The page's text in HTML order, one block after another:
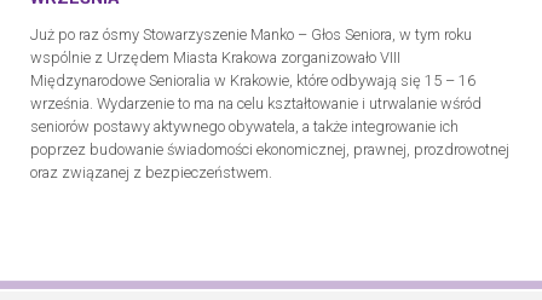
Już po raz ósmy Stowarzyszenie Manko – Głos Seniora, w tym roku
wspólnie z Urzędem Miasta Krakowa zorganizowało VIII
Międzynarodowe Senioralia w Krakowie, które odbywają się 15 – 16
września. Wydarzenie to ma na celu kształtowanie i utrwalanie wśród
seniorów postawy aktywnego obywatela, a także integrowanie ich
poprzez budowanie świadomości ekonomicznej, prawnej, prozdrowotnej
oraz związanej z bezpieczeństwem.